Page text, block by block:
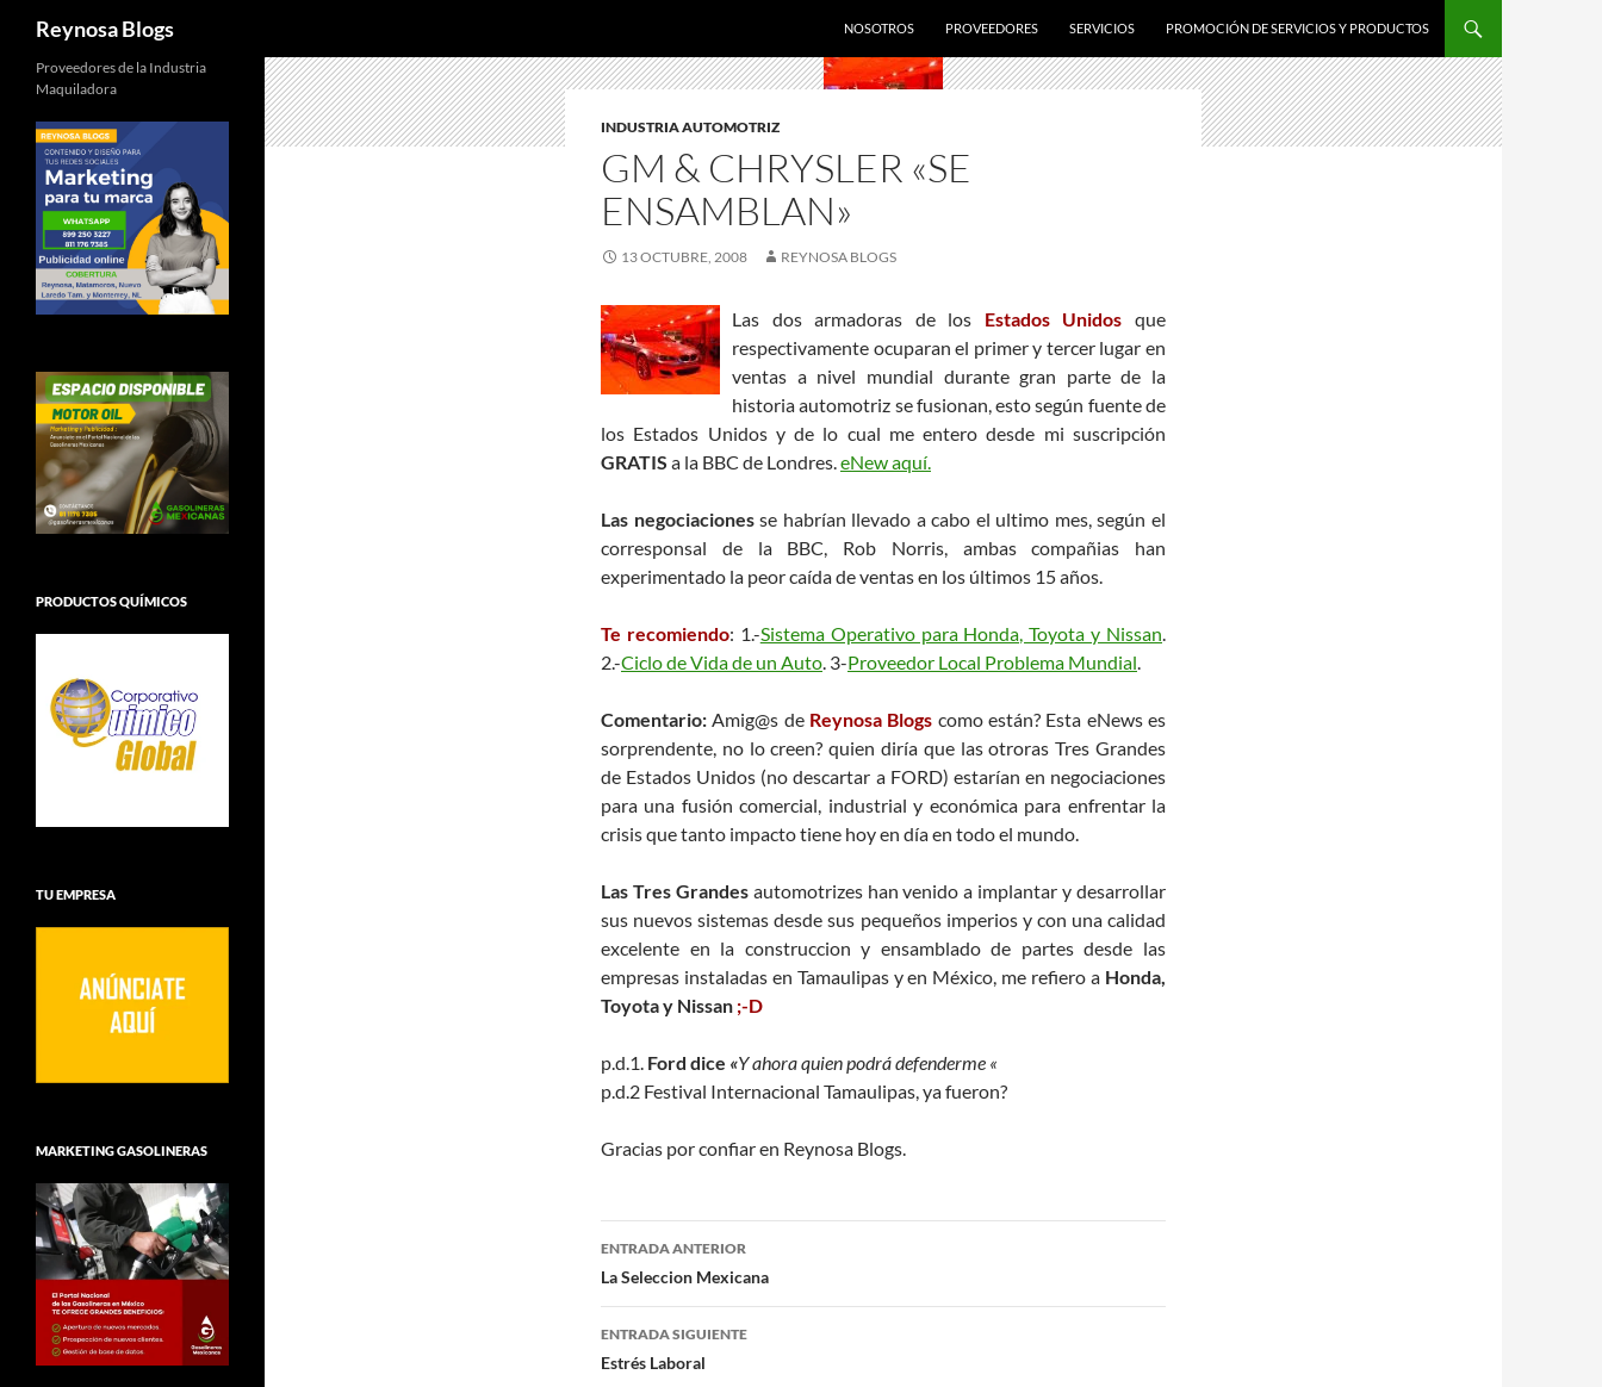
Reynosa Blogs
NOSOTROS
PROVEEDORES SERVICIOS PROMOCIÓN DE SERVICIOS Y PRODUCTOS
INDUSTRIA AUTOMOTRIZ
GM & CHRYSLER «SE
ENSAMBLAN»
13 OCTUBRE, 2008 REYNOSA BLOGS
Las dos armadoras de los Estados Unidos que
respectivamente ocuparan el primer y tercer lugar en
ventas a nivel mundial durante gran parte de la
historia automotriz se fusionan, esto según fuente de
los Estados Unidos y de lo cual me entero desde mi suscripción
GRATIS a la BBC de Londres.eNew aquí.
Las negociacionesse habrían llevado a cabo el ultimo mes, según el
corresponsal de la BBC, Rob Norris, ambas compañias han
experimentado la peor caída de ventas en los últimos 15 años.
Te recomiendo: 1.-Sistema Operativo para Honda, Toyota y Nissan.
2.-Ciclo de Vida de un Auto. 3-Proveedor Local Problema Mundial.
Comentario: Amig@s de Reynosa Blogs como están? Esta eNews es
sorprendente, no lo creen? quien diría que las otroras Tres Grandes
de Estados Unidos (no descartar a FORD) estarían en negociaciones
para una fusión comercial, industrial y económica para enfrentar la
crisis que tanto impacto tiene hoy en día en todo el mundo.
Las Tres Grandesautomotrizes han venido a implantar y desarrollar
sus nuevos sistemas desde sus pequeños imperios y con una calidad
excelente en la construccion y ensamblado de partes desde las
empresas instaladas en Tamaulipas y en México, me refiero a Honda,
Toyota y Nissan ;-D
p.d.1. Ford dice «Y ahora quien podrá defenderme «
p.d.2 Festival Internacional Tamaulipas, ya fueron?
Gracias por confiar en Reynosa Blogs.
Navegación
de
entradas
ENTRADA ANTERIOR
La Seleccion Mexicana
ENTRADA SIGUIENTE
Estrés Laboral
Proveedores de la Industria
Maquiladora
PRODUCTOS QUÍMICOS
TU EMPRESA
MARKETING GASOLINERAS